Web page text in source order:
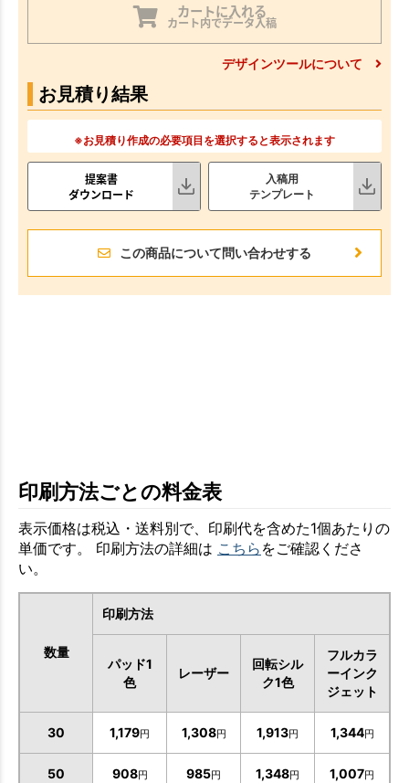
カートに入れる
カート内でデータ入稿
デザインツールについて
お見積り結果
※お見積り作成の必要項目を選択すると表示されます
提案書
ダウンロード
入稿用
テンプレート
この商品について問い合わせする
印刷方法ごとの料金表
表示価格は税込・送料別で、印刷代を含めた1個あたりの
単価です。 印刷方法の詳細は こちら をご確認くださ
い。
数量
印刷方法
パッド1
色
レーザー
回転シル
ク1色
フルカラ
ーインク
ジェット
30 1,179円 1,308円 1,913円 1,344円
50 908円 985円 1,348円 1,007円